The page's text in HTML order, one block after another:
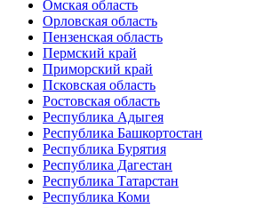
Омская область
Орловская область
Пензенская область
Пермский край
Приморский край
Псковская область
Ростовская область
Республика Адыгея
Республика Башкортостан
Республика Бурятия
Республика Дагестан
Республика Татарстан
Республика Коми